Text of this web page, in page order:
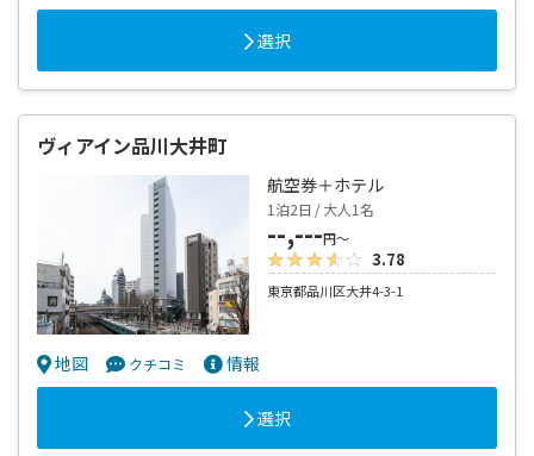
選択
ヴィアイン品川大井町
航空券＋ホテル
1泊2日 / 大人1名
--,---円～
3.78
東京都品川区大井4-3-1
地図 クチコミ 情報
選択